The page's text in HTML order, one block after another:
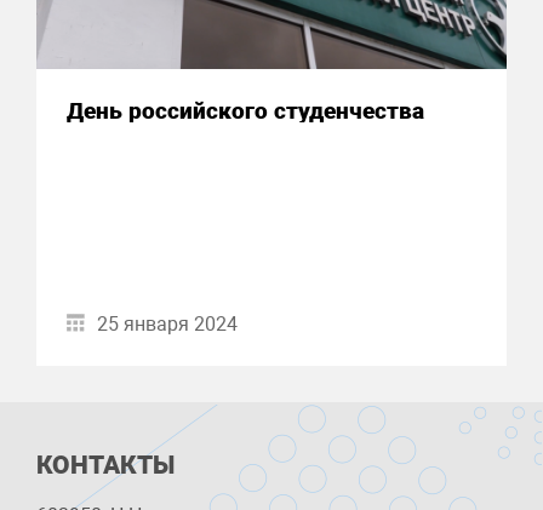
День российского студенчества
25 января 2024
КОНТАКТЫ